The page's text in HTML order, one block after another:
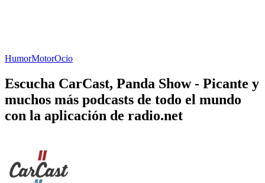
HumorMotorOcio
Escucha CarCast, Panda Show - Picante y
muchos más podcasts de todo el mundo
con la aplicación de radio.net